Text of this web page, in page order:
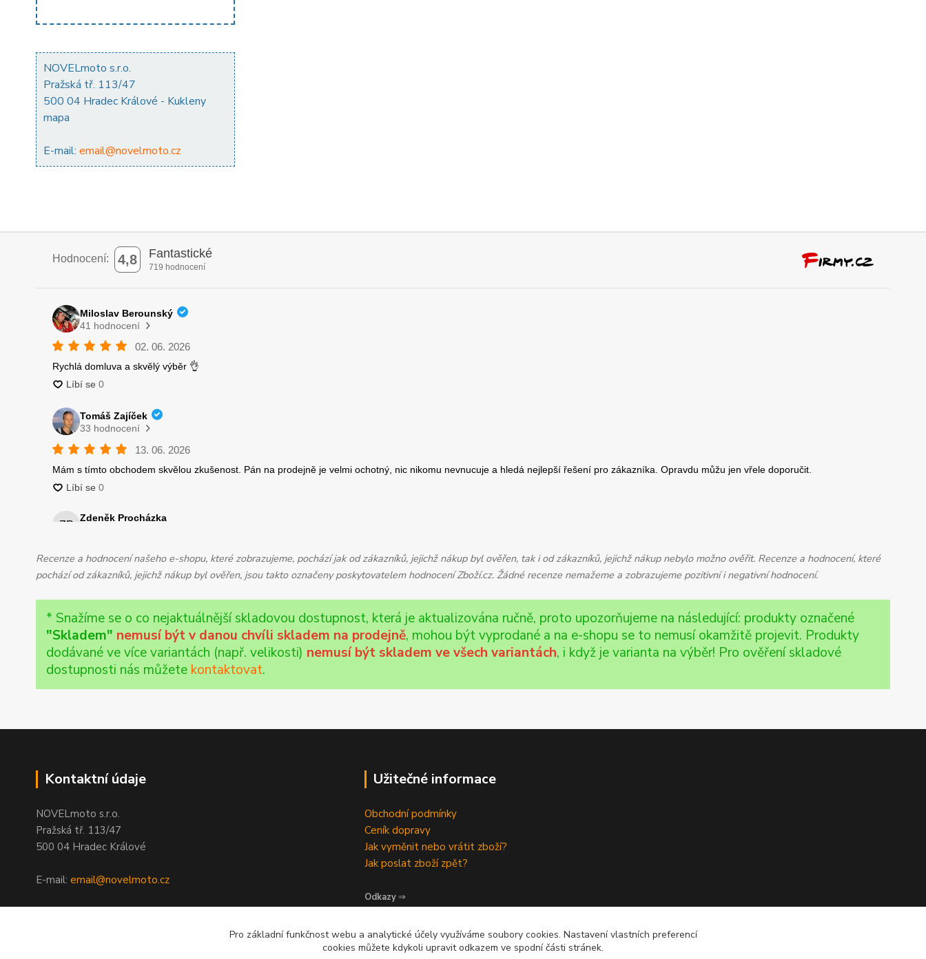
NOVELmoto s.r.o.
Pražská tř. 113/47
500 04 Hradec Králové - Kukleny
mapa
E-mail: email@novelmoto.cz
Recenze a hodnocení našeho e-shopu, které zobrazujeme, pochází jak od zákazníků, jejichž nákup byl ověřen, tak i od zákazníků, jejichž nákup nebylo možno ověřit. Recenze a hodnocení, které
pochází od zákazníků, jejichž nákup byl ověřen, jsou takto označeny poskytovatelem hodnocení Zboží.cz. Žádné recenze nemažeme a zobrazujeme pozitivní i negativní hodnocení.
* Snažíme se o co nejaktuálnější skladovou dostupnost, která je aktualizována ručně, proto upozorňujeme na následující: produkty označené
"Skladem" nemusí být v danou chvíli skladem na prodejně, mohou být vyprodané a na e-shopu se to nemusí okamžitě projevit. Produkty
dodávané ve více variantách (např. velikosti) nemusí být skladem ve všech variantách, i když je varianta na výběr! Pro ověření skladové
dostupnosti nás můžete kontaktovat.
Kontaktní údaje
NOVELmoto s.r.o.
Pražská tř. 113/47
500 04 Hradec Králové
E-mail: email@novelmoto.cz
Užitečné informace
Obchodní podmínky
Ceník dopravy
Jak vyměnit nebo vrátit zboží?
Jak poslat zboží zpět?
Odkazy ⇒
Pro základní funkčnost webu a analytické účely využíváme soubory cookies. Nastavení vlastních preferencí
cookies můžete kdykoli upravit odkazem ve spodní části stránek.